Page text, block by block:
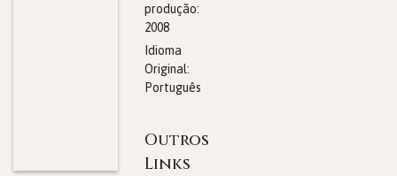
produção:
2008
Idioma
Original:
Português
Outros
Links